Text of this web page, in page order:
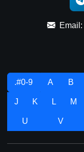
Email:
.#0-9 A B
J K L M
U V